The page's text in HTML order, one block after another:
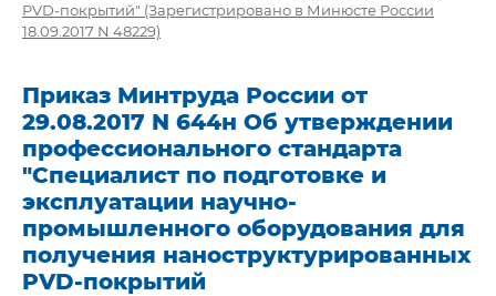
PVD-покрытий" (Зарегистрировано в Минюсте России
18.09.2017 N 48229)
Приказ Минтруда России от
29.08.2017 N 644н Об утверждении
профессионального стандарта
"Специалист по подготовке и
эксплуатации научно-
промышленного оборудования для
получения наноструктурированных
PVD-покрытий